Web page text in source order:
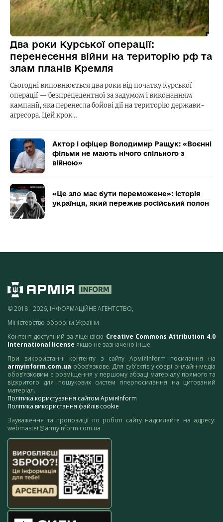
Два роки Курської операції:
перенесення війни на територію рф та
злам планів Кремля
Сьогодні виповнюється два роки від початку Курської
операції — безпрецедентної за задумом і виконанням
кампанії, яка перенесла бойові дії на територію держави-
агресора. Цей крок…
Актор і офіцер Володимир Ращук: «Воєнні
фільми не мають нічого спільного з
війною»
«Це зло має бути переможене»: історія
українця, який пережив російський полон
© 2018 - 2026, ІНФОРМАЦІЙНЕ АГЕНТСТВО,
Міністерство оборони України
Контент доступний за ліцензією Creative Commons Attribution 4.0
International license якщо не зазначено інше.
При використанні контенту з сайту АрміяInform посилання на
armyinform.com.ua обов’язкове. Для суб’єктів у сфері онлайн-медіа
обов’язковим є розміщення у першому абзаці матеріалу прямого та
відкритого для пошукових систем гіперпосилання на цитований
матеріал.
Політика користування сайтом АрміяInform
Політика використання файлів cookie
Зауваження та пропозиції по роботі сайту надсилайте на адресу:
webmaster@armyinform.com.ua